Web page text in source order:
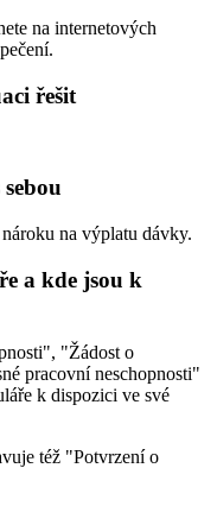
na internetových
řešit
na výplatu dávky.
a kde jsou k
"Žádost o
pracovní neschopnosti"
k dispozici ve své
též "Potvrzení o